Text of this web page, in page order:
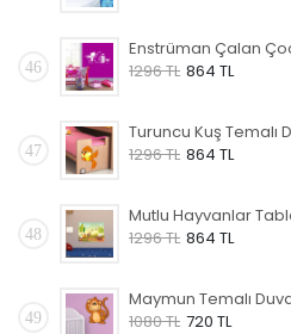
46
1296 TL 864 TL
47
1296 TL 864 TL
48
1296 TL 864 TL
49
1080 TL 720 TL